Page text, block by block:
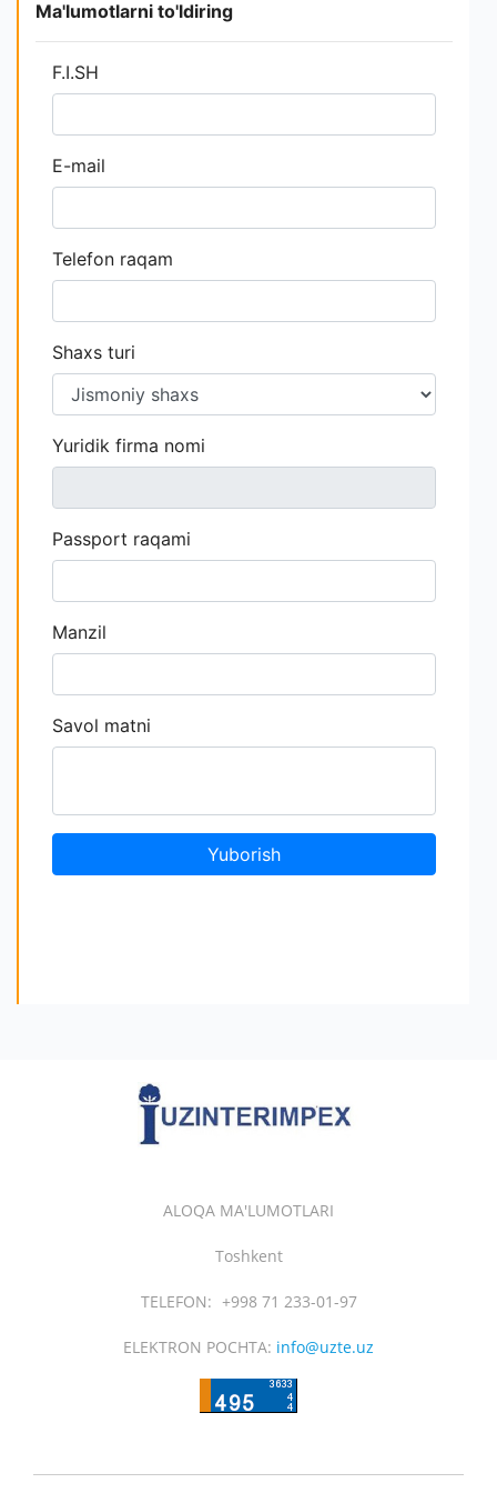
Ma'lumotlarni to'ldiring
F.I.SH
E-mail
Telefon raqam
Shaxs turi
Yuridik firma nomi
Passport raqami
Manzil
Savol matni
Yuborish
ALOQA MA'LUMOTLARI
Toshkent
TELEFON: +998 71 233-01-97
ELEKTRON POCHTA: info@uzte.uz